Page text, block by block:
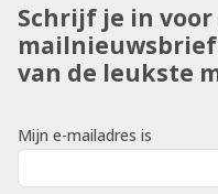
Schrijf je in
van de leukste
Mijn e-mailadres is